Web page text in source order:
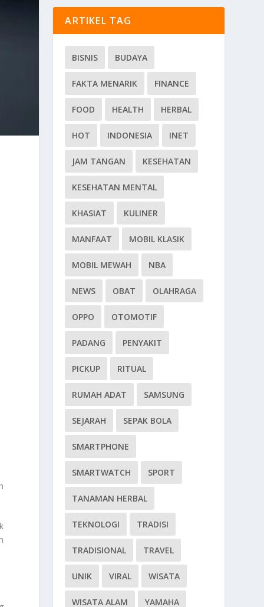
ARTIKEL TAG
BISNIS BUDAYA
FAKTA MENARIK FINANCE
FOOD HEALTH HERBAL
HOT INDONESIA INET
JAM TANGAN KESEHATAN
KESEHATAN MENTAL
KHASIAT KULINER
MANFAAT MOBIL KLASIK
MOBIL MEWAH NBA
NEWS OBAT OLAHRAGA
OPPO OTOMOTIF
PADANG PENYAKIT
PICKUP RITUAL
RUMAH ADAT SAMSUNG
SEJARAH SEPAK BOLA
SMARTPHONE
SMARTWATCH SPORT
TANAMAN HERBAL
TEKNOLOGI TRADISI
TRADISIONAL TRAVEL
UNIK VIRAL WISATA
WISATA ALAM YAMAHA